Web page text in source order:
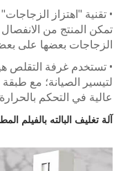
"اهتزاز الزجاجات"
المنتج من الانفصال
بعضها على بعض
غرفة التقلص هيكلًا
الصيانة؛ مع طبقة عزل
في التحكم بالحرارة.
البالته بالفيلم المطاطي